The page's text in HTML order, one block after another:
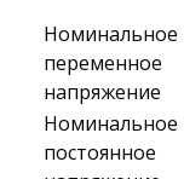
Номинальное
переменное
напряжение
Номинальное
постоянное